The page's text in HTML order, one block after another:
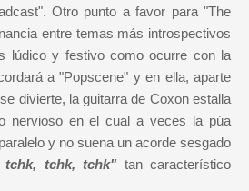
Otro punto a favor para "The
entre temas más introspectivos
lúdico y festivo como ocurre con la
a "Popscene" y en ella, aparte
divierte, la guitarra de Coxon estalla
nervioso en el cual a veces la púa
y no suena un acorde sesgado
tchk, tchk, tchk" tan característico